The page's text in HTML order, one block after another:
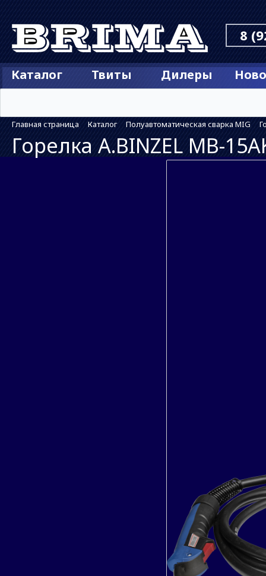
8
Каталог Твиты Дилеры
Главная страница Каталог Полуавтоматическая сварка MIG
Горелка A.BINZEL MB-